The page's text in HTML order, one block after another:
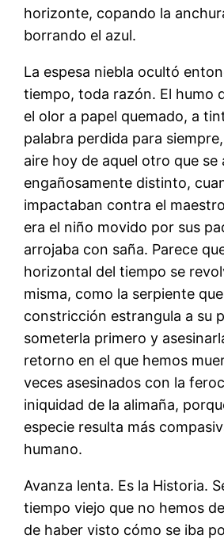
horizonte, copando la
borrando el azul.
La espesa niebla ocultó
tiempo, toda razón. El humo
el olor a papel quemado, a
palabra perdida para
aire hoy de aquel otro que se
engañosamente distinto,
impactaban contra el
era el niño movido por sus
arrojaba con saña. Parece
horizontal del tiempo se
misma, como la serpiente
constricción estrangula a su
someterla primero y
retorno en el que hemos
veces asesinados con la
iniquidad de la alimaña,
especie resulta más
humano.
Avanza lenta. Es la Historia.
tiempo viejo que no hemos
de haber visto cómo se iba